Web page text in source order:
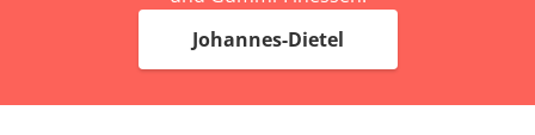
Johannes-Dietel